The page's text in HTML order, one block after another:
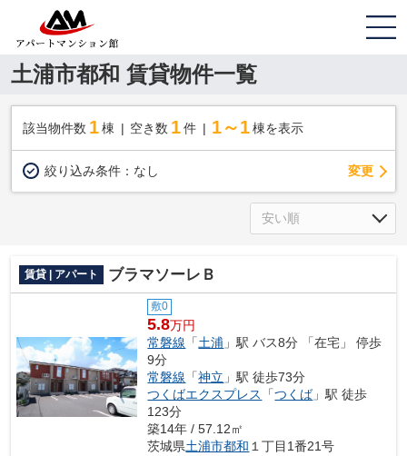
土浦市都和 賃貸物件一覧
該当物件数 1棟 空き数 1 件 1～1 棟を表示
絞り込み条件： なし 変更
賃貸 | アパート ブラマソーレＢ
敷0
5.8万円
常磐線 「土浦 」駅 バス8分 「在宅」 停歩
9分
常磐線 「神立 」駅 徒歩73分
つくばエクスプレス
「つくば」駅 徒歩
123分
築14年 / 57.12㎡
茨城県土浦市都和 １丁目1番21号